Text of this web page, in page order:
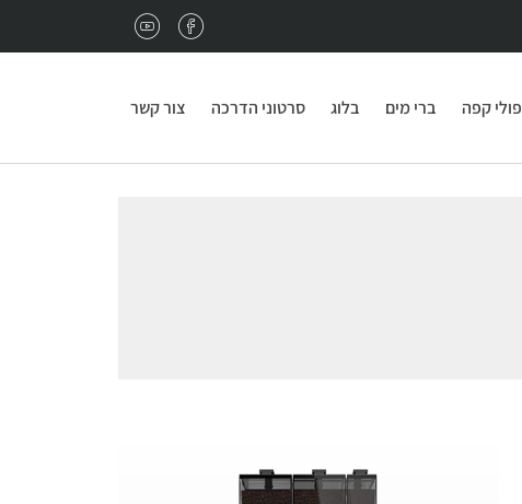
מתאים לכם מחיר
פולי קפה ברי מים בלוג סרטוני הדרכה צור קשר